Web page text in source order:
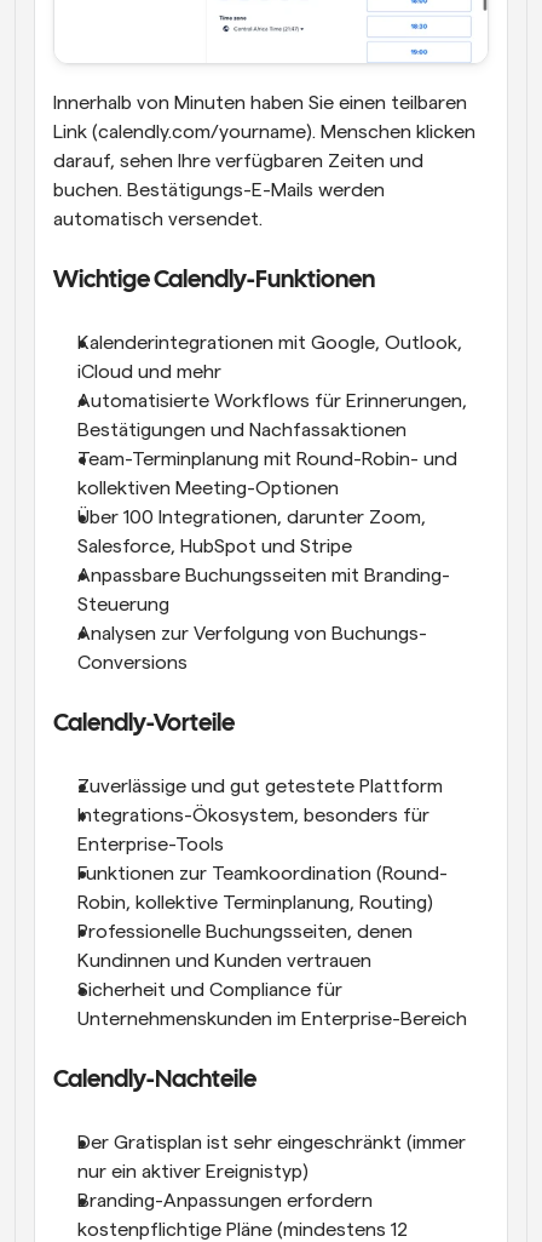
Innerhalb von Minuten haben Sie einen teilbaren
Link (calendly.com/yourname). Menschen klicken
darauf, sehen Ihre verfügbaren Zeiten und
buchen. Bestätigungs-E-Mails werden
automatisch versendet.
Wichtige Calendly-Funktionen
Kalenderintegrationen mit Google, Outlook,
iCloud und mehr
Automatisierte Workflows für Erinnerungen,
Bestätigungen und Nachfassaktionen
Team-Terminplanung mit Round-Robin- und
kollektiven Meeting-Optionen
Über 100 Integrationen, darunter Zoom,
Salesforce, HubSpot und Stripe
Anpassbare Buchungsseiten mit Branding-
Steuerung
Analysen zur Verfolgung von Buchungs-
Conversions
Calendly-Vorteile
Zuverlässige und gut getestete Plattform
Integrations-Ökosystem, besonders für
Enterprise-Tools
Funktionen zur Teamkoordination (Round-
Robin, kollektive Terminplanung, Routing)
Professionelle Buchungsseiten, denen
Kundinnen und Kunden vertrauen
Sicherheit und Compliance für
Unternehmenskunden im Enterprise-Bereich
Calendly-Nachteile
Der Gratisplan ist sehr eingeschränkt (immer
nur ein aktiver Ereignistyp)
Branding-Anpassungen erfordern
kostenpflichtige Pläne (mindestens 12